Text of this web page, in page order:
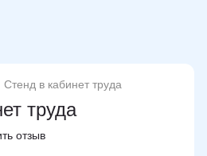
Стенд в кабинет труда
труда
отзыв